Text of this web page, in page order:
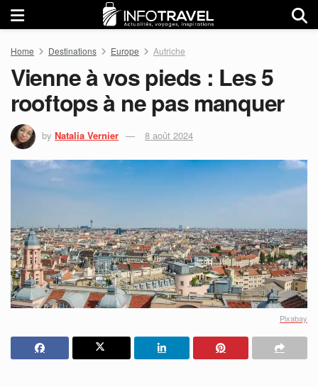
Home Destinations Europe Autriche
Vienne à vos pieds : Les 5
rooftops à ne pas manquer
by Natalia Vernier 8 août 2024
Pixabay